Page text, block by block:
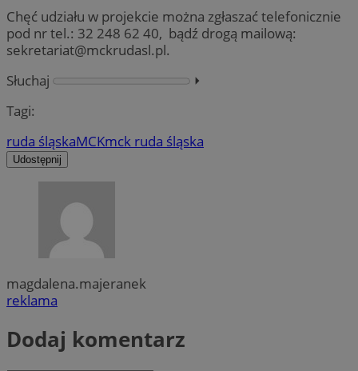
Chęć udziału w projekcie można zgłaszać telefonicznie
pod nr tel.: 32 248 62 40, bądź drogą mailową:
sekretariat@mckrudasl.pl.
Słuchaj
⏵︎
Tagi:
ruda śląskaMCKmck ruda śląska
Udostępnij
magdalena.majeranek
reklama
Dodaj komentarz